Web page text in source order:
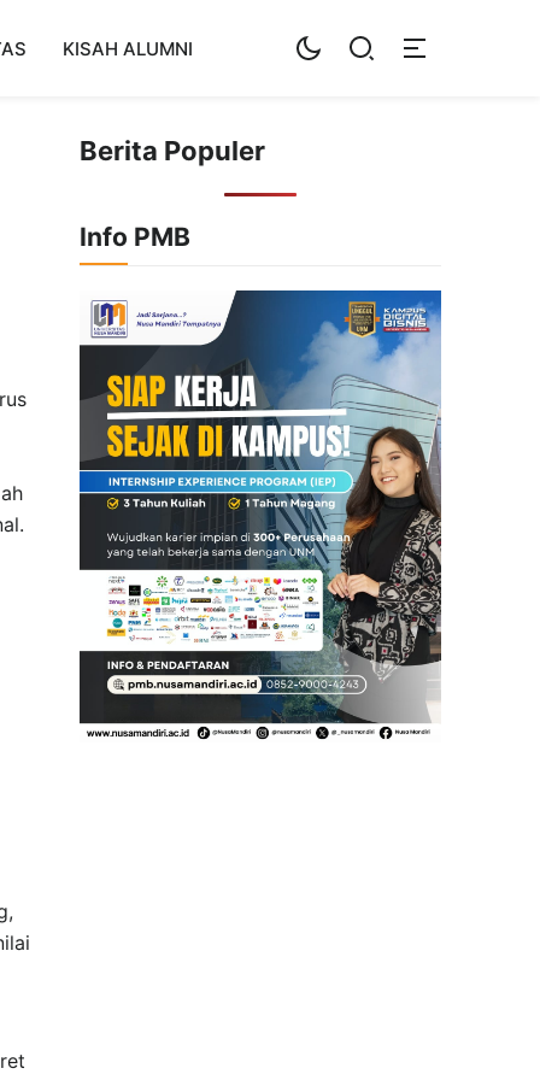
KISAH ALUMNI
Berita Populer
Info PMB